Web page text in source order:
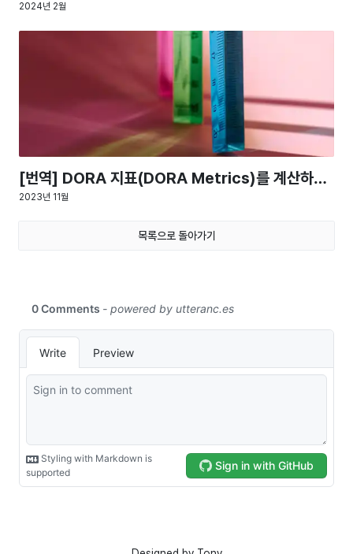
2024년 2월
[번역] DORA 지표(DORA Metrics)를 계산하는
방법
2023년 11월
목록으로 돌아가기